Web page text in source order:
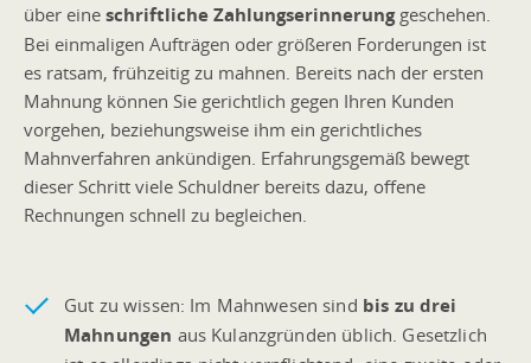
über eine schriftliche Zahlungserinnerunggeschehen.
Bei einmaligen Aufträgen oder größeren Forderungen ist
es ratsam, frühzeitig zu mahnen. Bereits nach der ersten
Mahnung können Sie gerichtlich gegen Ihren Kunden
vorgehen, beziehungsweise ihm ein gerichtliches
Mahnverfahren ankündigen. Erfahrungsgemäß bewegt
dieser Schritt viele Schuldner bereits dazu, offene
Rechnungen schnell zu begleichen.
Gut zu wissen: Im Mahnwesen sind bis zu drei
Mahnungen aus Kulanzgründen üblich. Gesetzlich